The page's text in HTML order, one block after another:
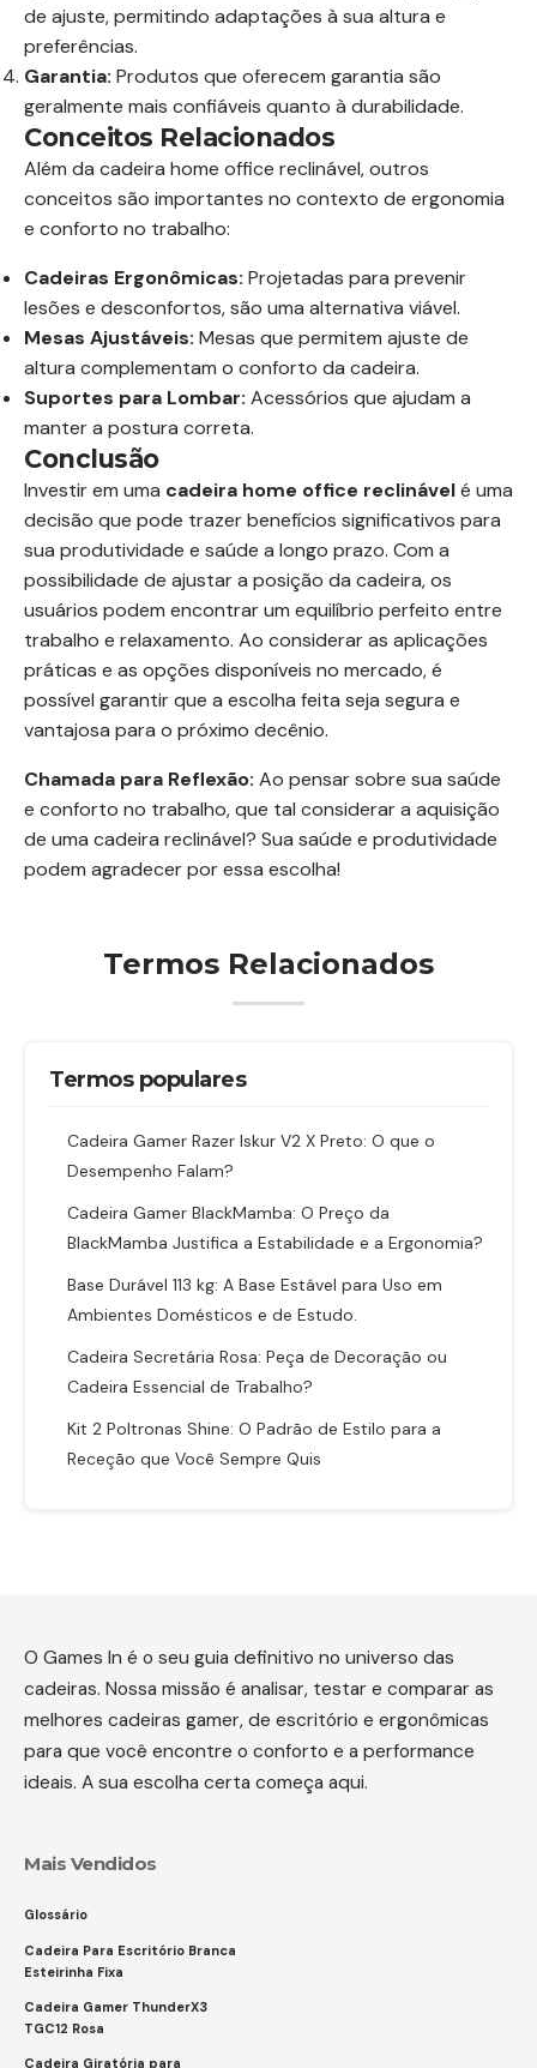
de ajuste, permitindo adaptações à sua altura e
preferências.
Garantia: Produtos que oferecem garantia são
geralmente mais confiáveis quanto à durabilidade.
Conceitos Relacionados
Além da cadeira home office reclinável, outros
conceitos são importantes no contexto de ergonomia
e conforto no trabalho:
Cadeiras Ergonômicas: Projetadas para prevenir
lesões e desconfortos, são uma alternativa viável.
Mesas Ajustáveis: Mesas que permitem ajuste de
altura complementam o conforto da cadeira.
Suportes para Lombar: Acessórios que ajudam a
manter a postura correta.
Conclusão
Investir em uma cadeira home office reclinávelé uma
decisão que pode trazer benefícios significativos para
sua produtividade e saúde a longo prazo. Com a
possibilidade de ajustar a posição da cadeira, os
usuários podem encontrar um equilíbrio perfeito entre
trabalho e relaxamento. Ao considerar as aplicações
práticas e as opções disponíveis no mercado, é
possível garantir que a escolha feita seja segura e
vantajosa para o próximo decênio.
Chamada para Reflexão: Ao pensar sobre sua saúde
e conforto no trabalho, que tal considerar a aquisição
de uma cadeira reclinável? Sua saúde e produtividade
podem agradecer por essa escolha!
Termos Relacionados
Termos populares
Cadeira Gamer Razer Iskur V2 X Preto: O que o
Desempenho Falam?
Cadeira Gamer BlackMamba: O Preço da
BlackMamba Justifica a Estabilidade e a Ergonomia?
Base Durável 113 kg: A Base Estável para Uso em
Ambientes Domésticos e de Estudo.
Cadeira Secretária Rosa: Peça de Decoração ou
Cadeira Essencial de Trabalho?
Kit 2 Poltronas Shine: O Padrão de Estilo para a
Receção que Você Sempre Quis
O Games In é o seu guia definitivo no universo das
cadeiras. Nossa missão é analisar, testar e comparar as
melhores cadeiras gamer, de escritório e ergonômicas
para que você encontre o conforto e a performance
ideais. A sua escolha certa começa aqui.
Mais Vendidos
Glossário
Cadeira Para Escritório Branca
Esteirinha Fixa
Cadeira Gamer ThunderX3
TGC12 Rosa
Cadeira Giratória para